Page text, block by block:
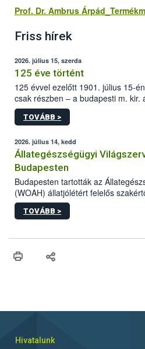
Prof. Dr. Ambrus
Friss hírek
2026. július 15, szerda
125 éve történt
125 évvel ezelőtt 1901. július 15-
csak részben – a budapesti m. kir.
állomás a Kis Rókus utca 15. szám
tervezett új épületébe.
TOVÁBB >
2026. július 14, kedd
Állategészségügyi
Budapesten
Budapesten tartották az
(WOAH) állatjólétért felelős
július 2. között. Az Agrár- és
Minisztérium (AÉM) és a Nemzeti
gazdasági haszonállatok
meg tapasztalatait a gazdasági
TOVÁBB >
Hivatalunk